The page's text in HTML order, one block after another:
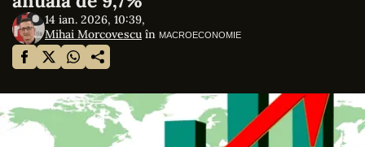
14 ian. 2026, 10:39,
Mihai Morcovescu în MACROECONOMIE